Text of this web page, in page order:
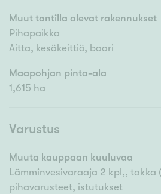
Muut tontilla olevat rakennukset
Pihapaikka
Aitta, kesäkeittiö, baari
Maapohjan pinta-ala
1,615 ha
Varustus
Muuta kauppaan kuuluvaa
Lämminvesivaraaja 2 kpl,, takka
pihavarusteet, istutukset